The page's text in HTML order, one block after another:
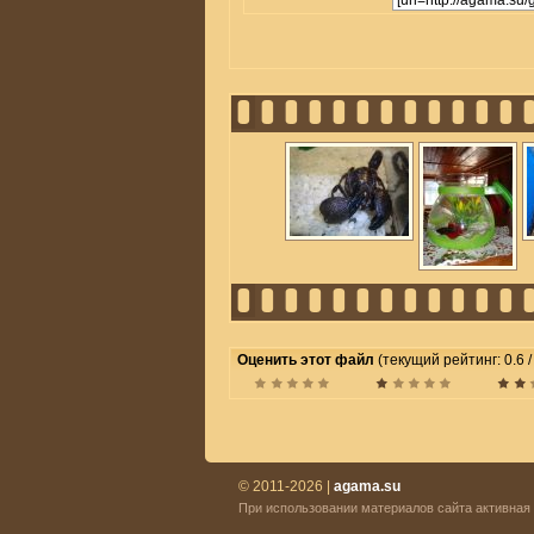
Оценить этот файл (текущий рейтинг: 0.6
© 2011-2026 | agama.su
При использовании материалов сайта